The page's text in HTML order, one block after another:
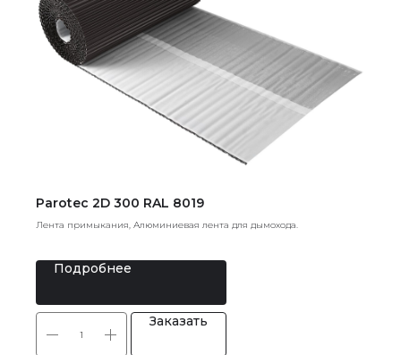
Parotec 2D 300 RAL 8019
Лента примыкания, Алюминиевая лента для дымохода.
Подробнее
Заказать